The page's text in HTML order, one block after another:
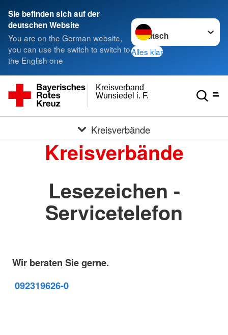
Sie befinden sich auf der
deutschen Website
You are on the German website,
you can use the switch to switch to
the English one
Sprache wechseln zu
Alles klar
Wunsiedel i. F.
Kreisverband
Kreisverbände
Kreisverbände
Lesezeichen -
Servicetelefon
Wir beraten Sie gerne.
092319626-0